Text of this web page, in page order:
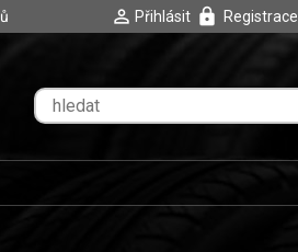
Přihlásit Registrace